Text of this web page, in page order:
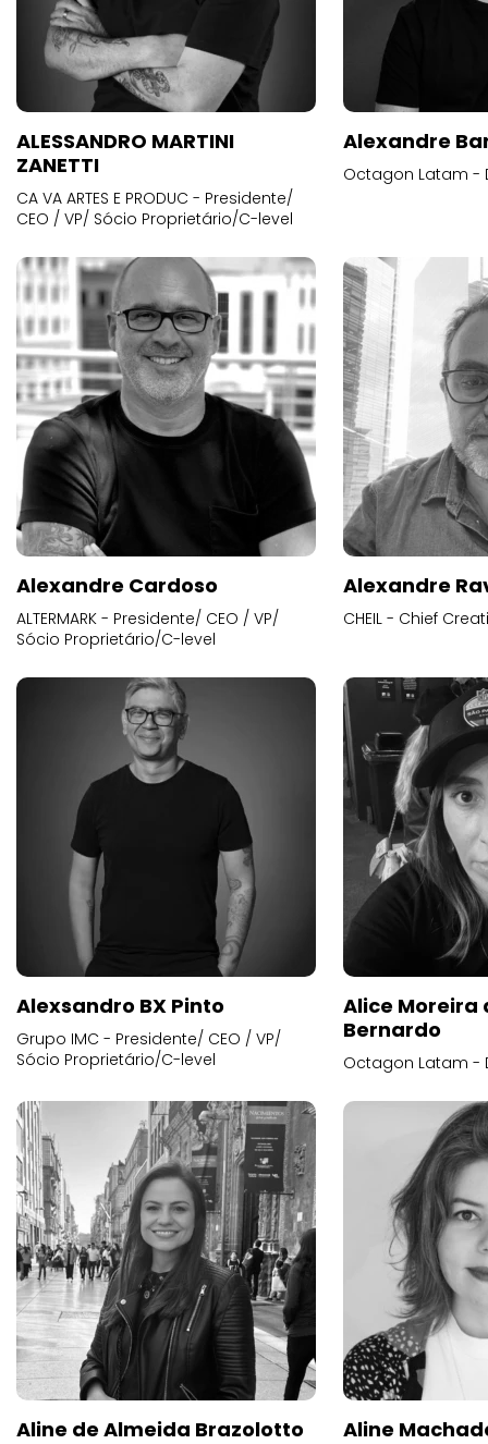
ALESSANDRO MARTINI
ZANETTI
CA VA ARTES E PRODUC - Presidente/
CEO / VP/ Sócio Proprietário/C-level
Alexandre
Octagon Latam -
Alexandre Cardoso
ALTERMARK - Presidente/ CEO / VP/
Sócio Proprietário/C-level
Alexandre
CHEIL - Chief
Alexsandro BX Pinto
Grupo IMC - Presidente/ CEO / VP/
Sócio Proprietário/C-level
Alice
Bernardo
Octagon Latam -
Aline de Almeida Brazolotto Aline